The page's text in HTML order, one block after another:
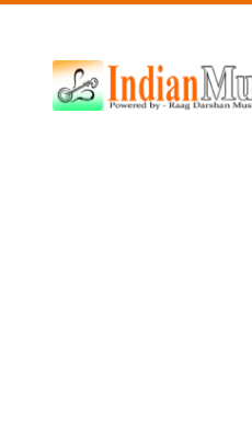
Music
ART